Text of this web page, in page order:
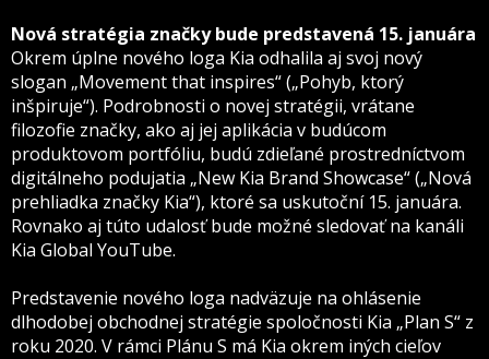
Nová stratégia značky bude predstavená 15. januára
Okrem úplne nového loga Kia odhalila aj svoj nový
slogan „Movement that inspires“ („Pohyb, ktorý
inšpiruje“). Podrobnosti o novej stratégii, vrátane
filozofie značky, ako aj jej aplikácia v budúcom
produktovom portfóliu, budú zdieľané prostredníctvom
digitálneho podujatia „New Kia Brand Showcase“ („Nová
prehliadka značky Kia“), ktoré sa uskutoční 15. januára.
Rovnako aj túto udalosť bude možné sledovať na kanáli
Kia Global YouTube.
Predstavenie nového loga nadväzuje na ohlásenie
dlhodobej obchodnej stratégie spoločnosti Kia „Plan S“ z
roku 2020. V rámci Plánu S má Kia okrem iných cieľov